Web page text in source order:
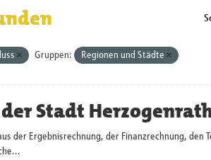
Gruppen: Regionen und Städte
der Stadt
der Ergebnisrechnung, der Finanzrechnung, den